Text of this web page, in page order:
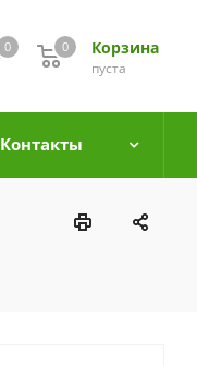
0 Корзина
0
пуста
0
Контакты